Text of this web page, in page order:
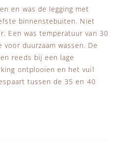
en was de legging met
binnenstebuiten. Niet
Een was temperatuur van 30
duurzaam wassen. De
reeds bij een lage
ontplooien en het vuil
tussen de 35 en 40